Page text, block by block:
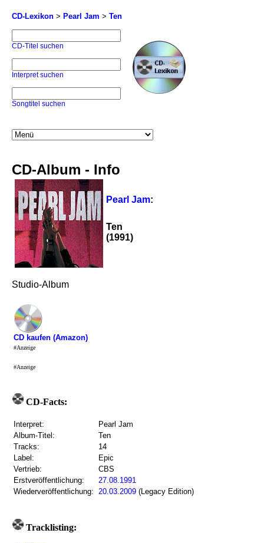
CD-Lexikon > Pearl Jam > Ten
CD-Titel suchen
Interpret suchen
Songtitel suchen
CD-Album - Info
Pearl Jam:
Ten
(1991)
Studio-Album
CD kaufen (Amazon)
#Anzeige
#Anzeige
CD-Facts:
Interpret:
Pearl Jam
Album-Titel:
Ten
Tracks:
14
Label:
Epic
Vertrieb:
CBS
Erstveröffentlichung:
27.08.1991
Wiederveröffentlichung: 20.03.2009 (Legacy Edition)
Tracklisting: